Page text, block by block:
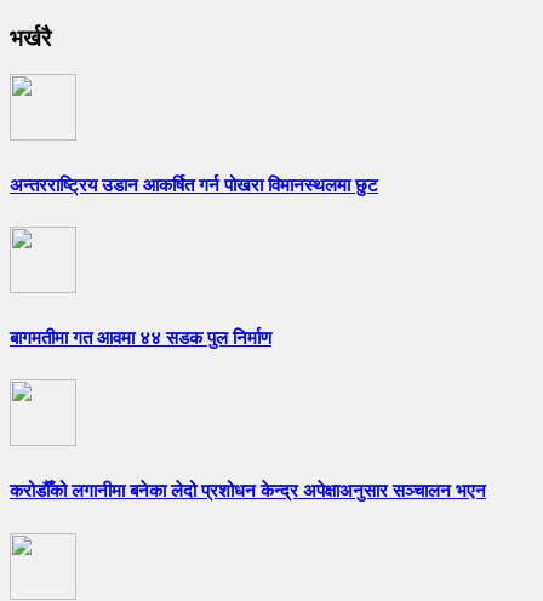
भर्खरै
अन्तरराष्ट्रिय उडान आकर्षित गर्न पोखरा विमानस्थलमा छुट
बागमतीमा गत आवमा ४४ सडक पुल निर्माण
करोडौँको लगानीमा बनेका लेदो प्रशोधन केन्द्र अपेक्षाअनुसार सञ्चालन भएन